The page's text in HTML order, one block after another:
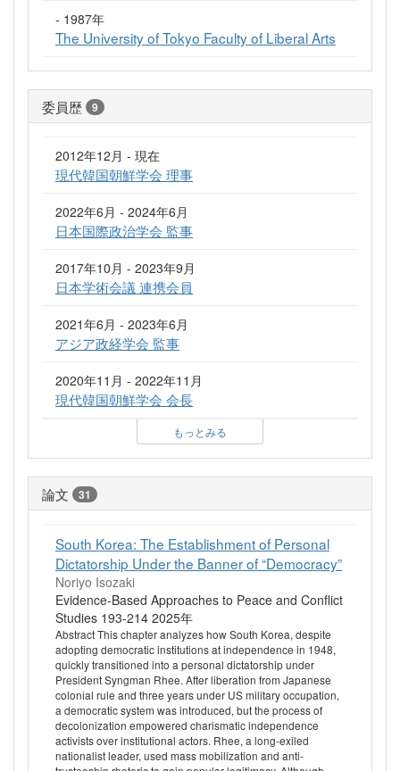
- 1987年
The University of Tokyo Faculty of Liberal Arts
委員歴 9
2012年12月 - 現在
現代韓国朝鮮学会 理事
2022年6月 - 2024年6月
日本国際政治学会 監事
2017年10月 - 2023年9月
日本学術会議 連携会員
2021年6月 - 2023年6月
アジア政経学会 監事
2020年11月 - 2022年11月
現代韓国朝鮮学会 会長
もっとみる
論文 31
South Korea: The Establishment of Personal
Dictatorship Under the Banner of “Democracy”
Noriyo Isozaki
Evidence-Based Approaches to Peace and Conflict
Studies 193-214 2025年
Abstract This chapter analyzes how South Korea, despite
adopting democratic institutions at independence in 1948,
quickly transitioned into a personal dictatorship under
President Syngman Rhee. After liberation from Japanese
colonial rule and three years under US military occupation,
a democratic system was introduced, but the process of
decolonization empowered charismatic independence
activists over institutional actors. Rhee, a long-exiled
nationalist leader, used mass mobilization and anti-